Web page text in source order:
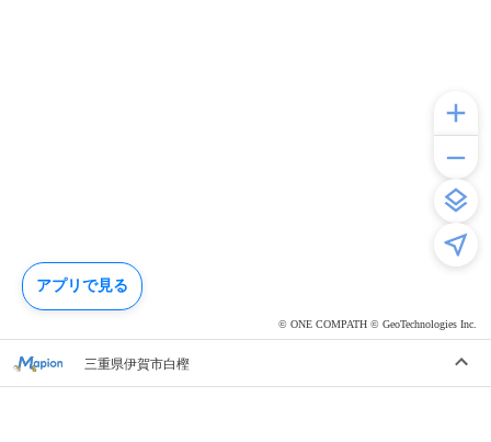
© ONE COMPATH © GeoTechnologies Inc.
三重県伊賀市白樫
アプリで見る